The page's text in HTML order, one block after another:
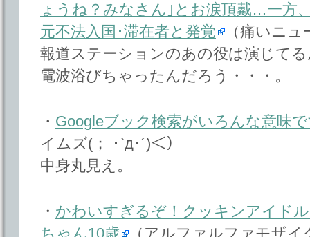
ょうね？みなさん｣とお涙頂戴…一方
元不法入国･滞在者と発覚
（痛いニ
報道ステーションのあの役は演じて
電波浴びちゃったんだろう・・・。
・ Googleブック検索がいろんな意味
イムズ(； ･`д･´)＜）
中身丸見え。
・ かわいすぎるぞ！クッキンアイド
ちゃん10歳
（アルファルファモザイ